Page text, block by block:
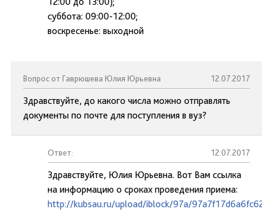
суббота: 09:00-12:00;
воскресенье: выходной
Вопрос от Гаврюшева Юлия Юрьевна 12.07.2017
Здравствуйте, до какого числа можно отправлять
документы по почте для поступления в вуз?
Ответ: 12.07.2017
Здравствуйте, Юлия Юрьевна. Вот Вам ссылка
на информацию о сроках проведения приема:
http://kubsau.ru/upload/iblock/97a/